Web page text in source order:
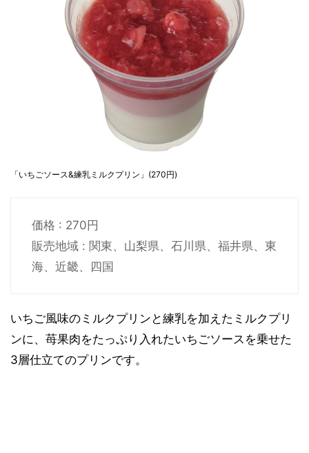
「いちごソース&練乳ミルクプリン」(270円)
価格 : 270円
販売地域 : 関東、山梨県、石川県、福井県、東
海、近畿、四国
いちご風味のミルクプリンと練乳を加えたミルクプリ
ンに、苺果肉をたっぷり入れたいちごソースを乗せた
3層仕立てのプリンです。